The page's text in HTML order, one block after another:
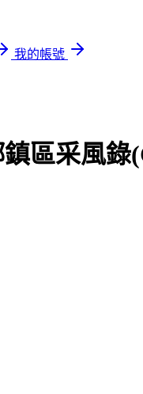
我的帳號
區采風錄